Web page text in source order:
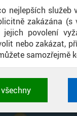
nejlepších služeb
zakázána
povolení
nebo zakázat,
samozřejmě
a